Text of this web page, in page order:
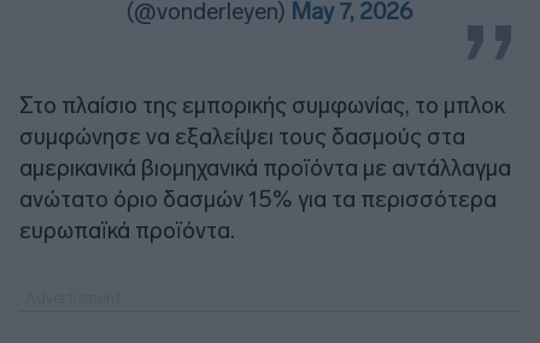
(@vonderleyen) May 7, 2026
Στο πλαίσιο της εμπορικής συμφωνίας, το μπλοκ
συμφώνησε να εξαλείψει τους δασμούς στα
αμερικανικά βιομηχανικά προϊόντα με αντάλλαγμα
ανώτατο όριο δασμών 15% για τα περισσότερα
ευρωπαϊκά προϊόντα.